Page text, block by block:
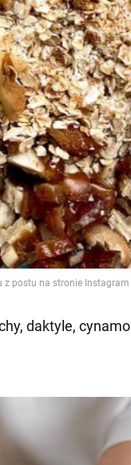
daktyle,